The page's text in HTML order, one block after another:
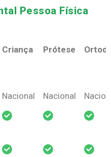
Pessoa Física​
Criança Prótese
Criança Prótese
Nacional Nacional